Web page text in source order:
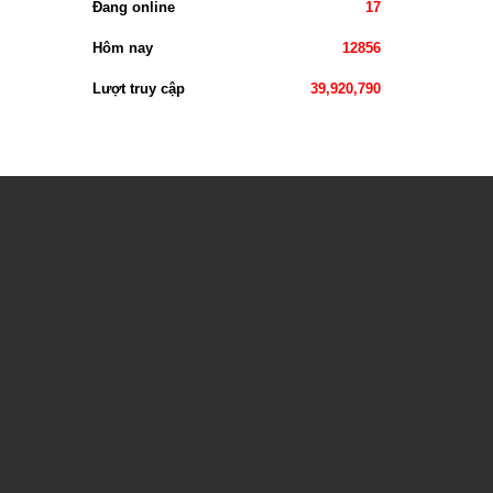
Đang online 17
Hôm nay 12856
Lượt truy cập 39,920,790